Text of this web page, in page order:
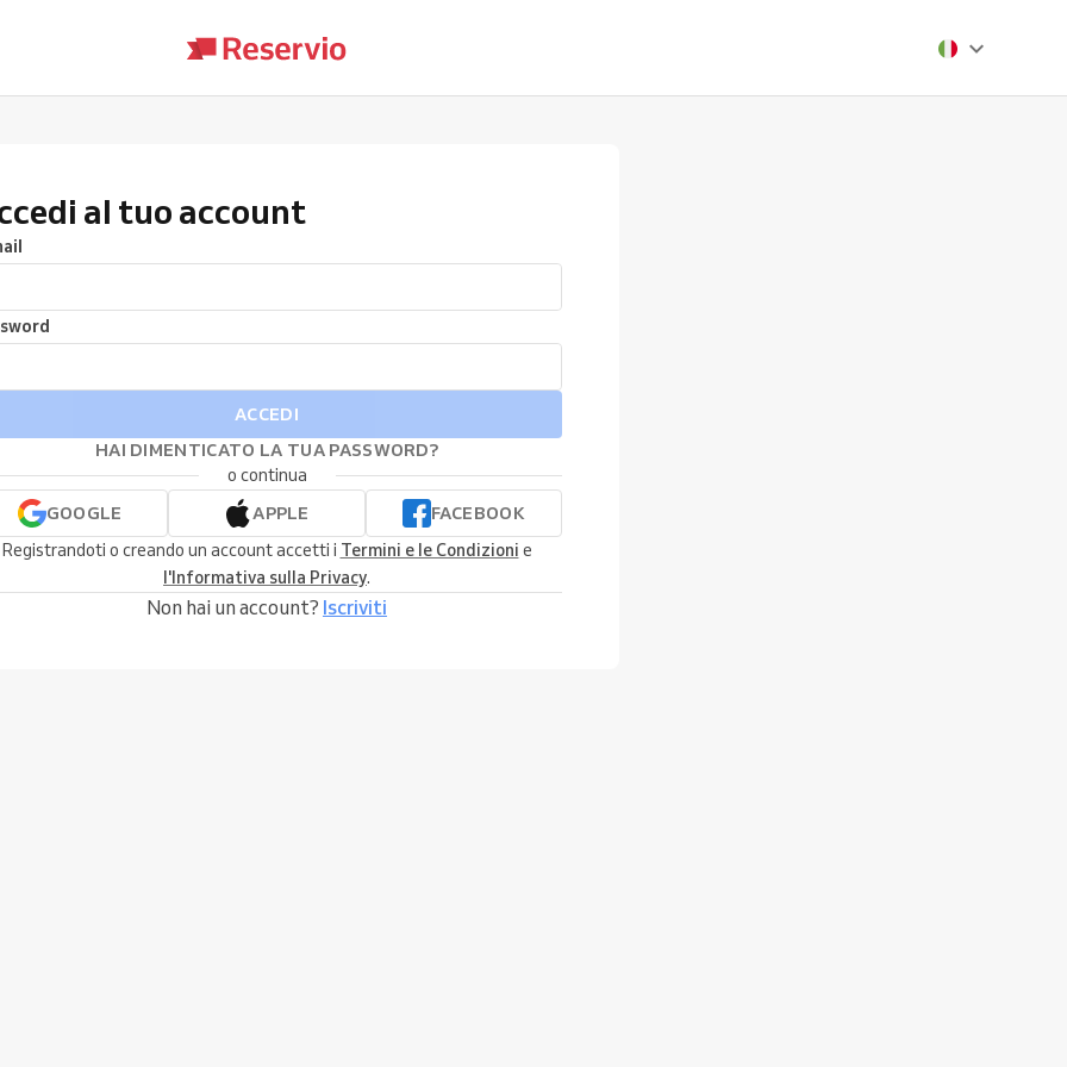
al tuo account
ACCEDI
HAI DIMENTICATO LA TUA PASSWORD?
o continua
GOOGLE
APPLE
FACEBOOK
Registrandoti o creando un account accetti i Termini e le Condizioni e
l'Informativa sulla Privacy.
Non hai un account? Iscriviti